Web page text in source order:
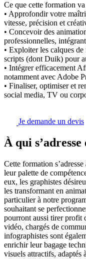
Ce que cette formation
• Approfondir votre
vitesse, précision et
• Concevoir des
professionnelles,
• Exploiter les calques
scripts (dont Duik) pour
• Intégrer efficacement
notamment avec Adobe
• Finaliser, optimiser et
social media, TV ou
Je demande un devis
À qui
Cette formation
leur palette de
eux, les graphistes
les transformant en
particulier à notre
souhaitant se
pourront aussi tirer profit
vidéo, chargés de
infographistes sont
enrichir leur bagage
visuels attractifs, adaptés